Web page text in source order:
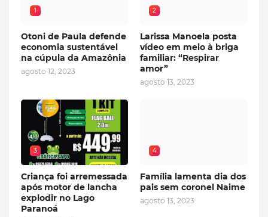
1
Otoni de Paula defende
economia sustentável
na cúpula da Amazônia
agosto 12, 2023
2
Larissa Manoela posta
vídeo em meio à briga
familiar: “Respirar
amor”
agosto 13, 2023
3
Criança foi arremessada
após motor de lancha
explodir no Lago
Paranoá
4
Família lamenta dia dos
pais sem coronel Naime
agosto 13, 2023